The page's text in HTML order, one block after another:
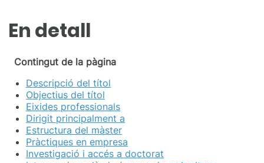
En detall
Contingut de la pàgina
Descripció del títol
Objectius del títol
Eixides professionals
Dirigit principalment a
Estructura del màster
Pràctiques en empresa
Investigació i accés a doctorat